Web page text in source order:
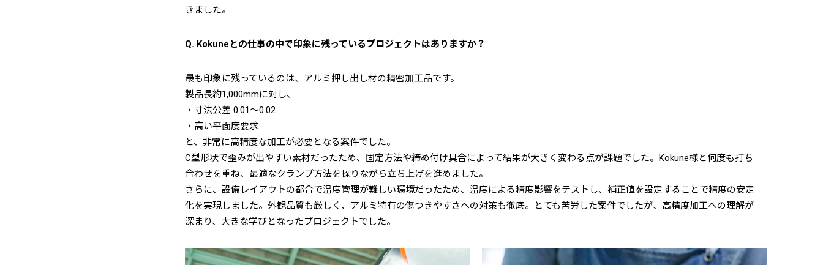
きました。
Q. Kokuneとの仕事の中で印象に残っているプロジェクトはありますか？
最も印象に残っているのは、アルミ押し出し材の精密加工品です。
製品長約1,000mmに対し、
・寸法公差 0.01〜0.02
・高い平面度要求
と、非常に高精度な加工が必要となる案件でした。
C型形状で歪みが出やすい素材だったため、固定方法や締め付け具合によって結果が大きく変わる点が課題でした。Kokune様と何度も打ち
合わせを重ね、最適なクランプ方法を探りながら立ち上げを進めました。
さらに、設備レイアウトの都合で温度管理が難しい環境だったため、温度による精度影響をテストし、補正値を設定することで精度の安定
化を実現しました。外観品質も厳しく、アルミ特有の傷つきやすさへの対策も徹底。とても苦労した案件でしたが、高精度加工への理解が
深まり、大きな学びとなったプロジェクトでした。